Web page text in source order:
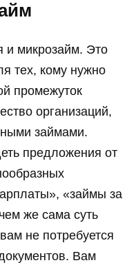
и микрозайм. Это
тех, кому нужно
промежуток
организаций,
займами.
предложения от
«займы за
же сама суть
не потребуется
Вам